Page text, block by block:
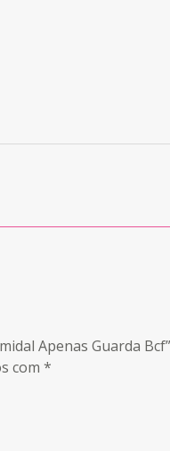
Apenas Guarda Bcf”
com *